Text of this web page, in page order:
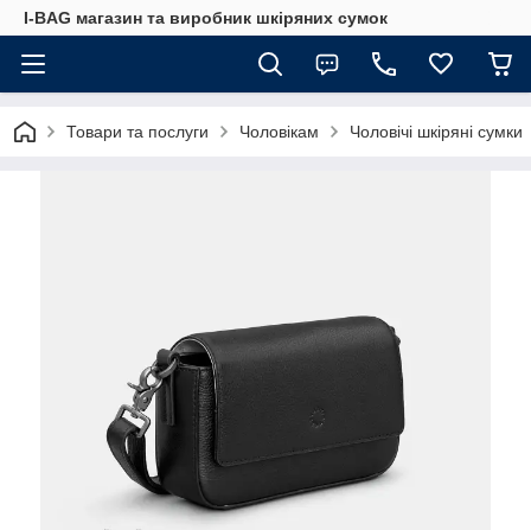
I-BAG магазин та виробник шкіряних сумок
Товари та послуги Чоловікам Чоловічі шкіряні сумки